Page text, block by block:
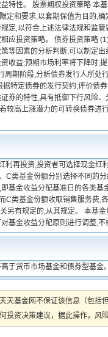
特性。 股票期权投资策略 本
定和要求,以套期保值为目的,
定,以符合上述法律法规和监
应投资策略。 债券投资策略
等因素的分析判断,可以制定
收益;预期市场利率将下降时,
周期阶段,分析债券发行人所
特定债券的发行契约,评价债
券的特性,具有抵御下行风险
较高上涨潜力的可转换债券
利再投资,投资者可选择现金
C类基金份额分别选择不同的
基金收益分配基准日的各类
C类基金份额收取销售服务费
另有规定的,从其规定。 本基
基金收益分配原则进行调整,
于货币市场基金和债券型基金。
基金网不保证该信息（包
资决策建议，据此操作，风